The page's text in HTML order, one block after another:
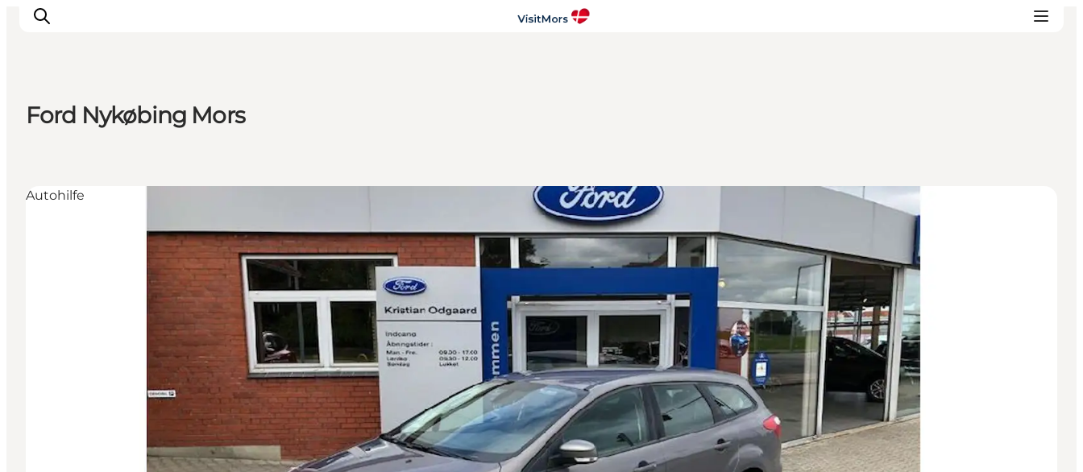
Infos über Mors
Unterkunft
Pauschalreisen / Urlaub
Planen Sie Ihre Reise
Ford Nykøbing Mors
Autohilfe